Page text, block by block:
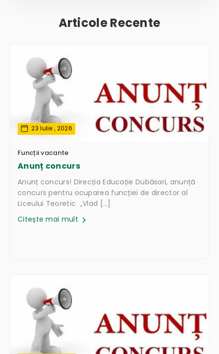
Articole Recente
23 Iulie , 2026
Funcții vacante
Anunț concurs
Anunț concurs! Direcția Educație Dubăsari, anunță
concurs pentru ocuparea funcției de director al
Liceului Teoretic „Vlad […]
Citește mai mult